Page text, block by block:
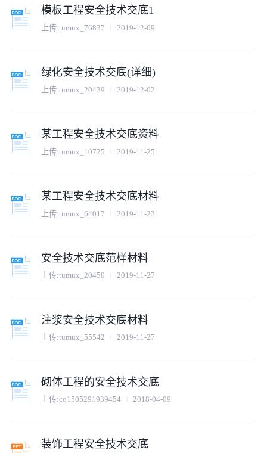
模板工程安全技术交底1
上传:tumux_76837 2019-12-09
绿化安全技术交底(详细)
上传:tumux_20439 2019-12-02
某工程安全技术交底资料
上传:tumux_10725 2019-11-25
某工程安全技术交底材料
上传:tumux_64017 2019-11-22
安全技术交底范样材料
上传:tumux_20450 2019-11-27
注浆安全技术交底材料
上传:tumux_55542 2019-11-27
砌体工程的安全技术交底
上传:co1505291939454 2018-04-09
装饰工程安全技术交底